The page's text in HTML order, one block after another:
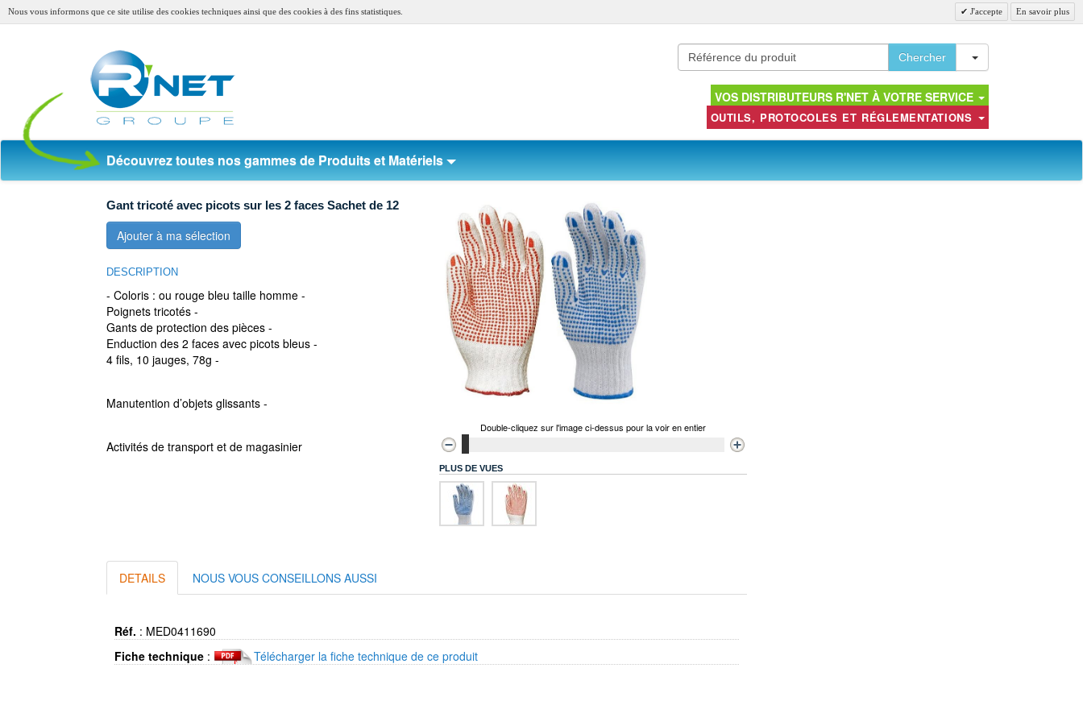
Nous vous informons que ce site utilise des cookies techniques ainsi que des cookies à des fins statistiques. J'accepte En savoir plus
Chercher Toggle Dropdown
VOS DISTRIBUTEURS R'NET À VOTRE SERVICE
OUTILS, PROTOCOLES ET RÉGLEMENTATIONS
Découvrez toutes nos gammes de Produits et Matériels
Gant tricoté avec picots sur les 2 faces Sachet de 12
Ajouter à ma sélection
DESCRIPTION
- Coloris : ou rouge bleu taille homme -
Poignets tricotés -
Gants de protection des pièces -
Enduction des 2 faces avec picots bleus -
4 fils, 10 jauges, 78g -
Manutention d’objets glissants -
Activités de transport et de magasinier
Double-cliquez sur l'image ci-dessus pour la voir en entier
PLUS DE VUES
DETAILS NOUS VOUS CONSEILLONS AUSSI
Réf. : MED0411690
Fiche technique : Télécharger la fiche technique de ce produit